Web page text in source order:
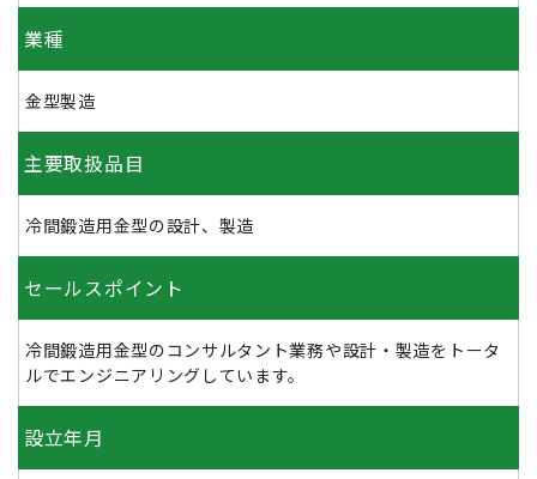
業種
金型製造
主要取扱品目
冷間鍛造用金型の設計、製造
セールスポイント
冷間鍛造用金型のコンサルタント業務や設計・製造をトータ
ルでエンジニアリングしています。
設立年月